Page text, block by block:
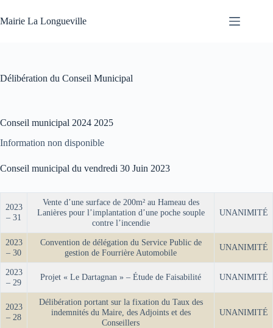
Mairie La Longueville
Délibération du Conseil Municipal
Conseil municipal 2024 2025
Information non disponible
Conseil municipal du vendredi 30 Juin 2023
2023
– 31
Vente d’une surface de 200m² au Hameau des
Lanières pour l’implantation d’une poche souple
contre l’incendie
UNANIMITÉ
2023
– 30
Convention de délégation du Service Public de
gestion de Fourrière Automobile
UNANIMITÉ
2023
– 29
Projet « Le Dartagnan » – Étude de Faisabilité UNANIMITÉ
2023
– 28
Délibération portant sur la fixation du Taux des
indemnités du Maire, des Adjoints et des
Conseillers
UNANIMITÉ